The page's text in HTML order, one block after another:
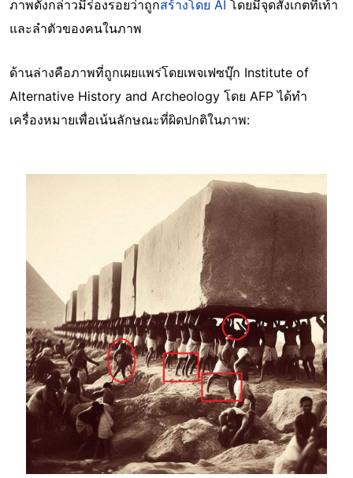
ภาพดังกล่าวมีร่องรอยว่าถูกสร้างโดย AI โดยมีจุดสังเกตที่เท้า
และลำตัวของคนในภาพ
ด้านล่างคือภาพที่ถูกเผยแพร่โดยเพจเฟซบุ๊ก Institute of
Alternative History and Archeology โดย AFP ได้ทำ
เครื่องหมายเพื่อเน้นลักษณะที่ผิดปกติในภาพ: